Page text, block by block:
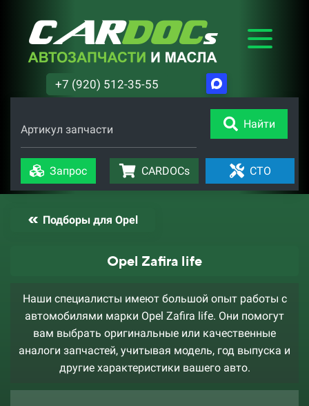
+7 (920) 512-35-55
Артикул запчасти Найти
Запрос CARDOCs СТО
Подборы для Opel
Opel Zafira life
Наши специалисты имеют большой опыт работы с
автомобилями марки Opel Zafira life. Они помогут
вам выбрать оригинальные или качественные
аналоги запчастей, учитывая модель, год выпуска и
другие характеристики вашего авто.